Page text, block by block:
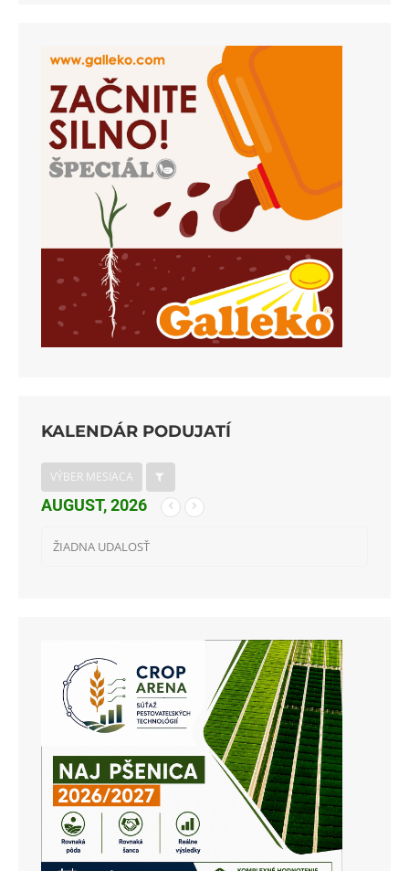
KALENDÁR PODUJATÍ
VÝBER MESIACA
AUGUST, 2026
ŽIADNA UDALOSŤ